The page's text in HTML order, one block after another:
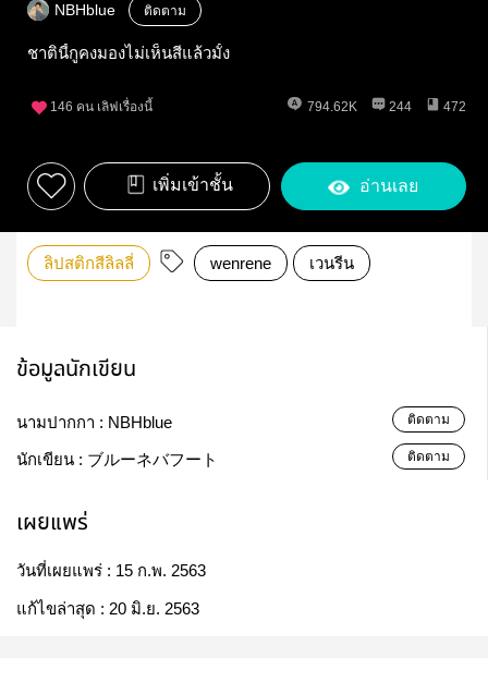
NBHblue ติดตาม
ชาตินี้กูคงมองไม่เห็นสีแล้วมั้ง
146 คน เลิฟเรื่องนี้ 794.62K 244 472
เพิ่มเข้าชั้น อ่านเลย
ลิปสติกสีลิลลี่ wenrene เวนรีน
ข้อมูลนักเขียน
นามปากกา : NBHblue ติดตาม
นักเขียน : ブルーネバフート ติดตาม
เผยแพร่
วันที่เผยแพร่ : 15 ก.พ. 2563
แก้ไขล่าสุด : 20 มิ.ย. 2563